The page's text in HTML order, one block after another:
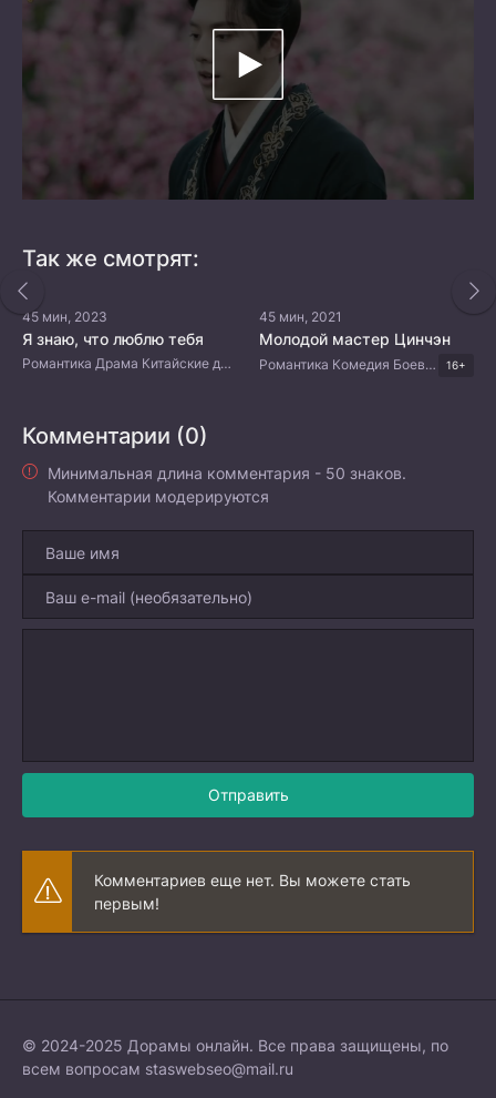
Так же смотрят:
45 мин, 2023
Я знаю, что люблю тебя
Романтика Драма Китайские дорамы
45 мин, 2021
Молодой мастер Цинчэн
Романтика Комедия Боевые искусства Китайские дорамы 16+
Комментарии (0)
Минимальная длина комментария - 50 знаков.
Комментарии модерируются
Отправить
Комментариев еще нет. Вы можете стать
первым!
© 2024-2025 Дорамы онлайн. Все права защищены, по
всем вопросам staswebseo@mail.ru